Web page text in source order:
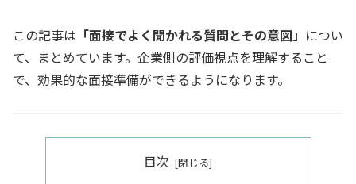
この記事は 「面接でよく聞かれる質問とその意図」 につい
て、まとめています。企業側の評価視点を理解すること
で、効果的な面接準備ができるようになります。
目次